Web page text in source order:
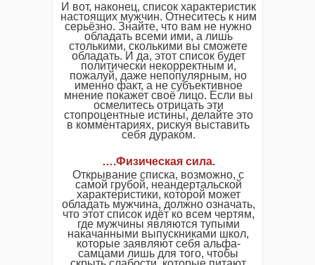
И вот, наконец, список характеристик
настоящих мужчин. Отнеситесь к ним
серьёзно. Знайте, что вам не нужно
обладать всеми ими, а лишь
столькими, сколькими вы сможете
обладать. И да, этот список будет
политически некорректным и,
пожалуй, даже непопулярным, но
именно факт, а не субъективное
мнение покажет своё лицо. Если вы
осмелитесь отрицать эти
стопроцентные истины, делайте это
в комментариях, рискуя выставить
себя дураком.
….Физическая сила.
Открывание списка, возможно, с
самой грубой, неандертальской
характеристики, которой может
обладать мужчина, должно означать,
что этот список идёт ко всем чертям,
где мужчины являются тупыми
накачанными выпускниками школ,
которые заявляют себя альфа-
самцами лишь для того, чтобы